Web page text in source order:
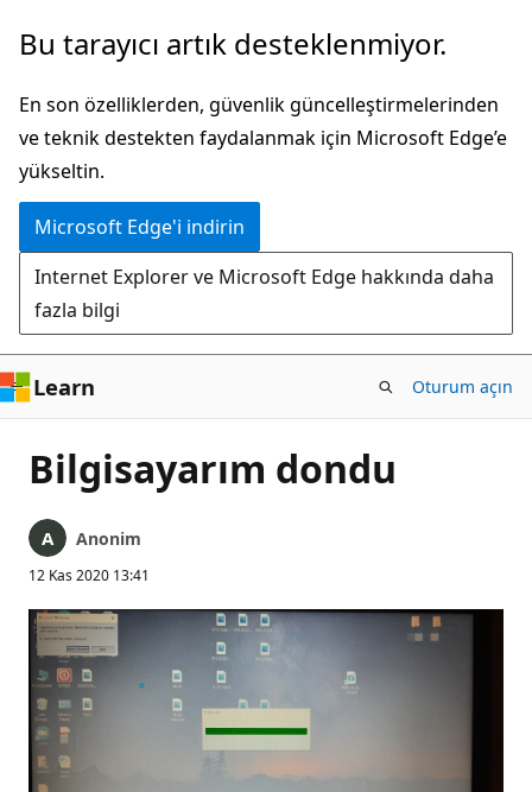
Ana
atla
Bu tarayıcı artık desteklenmiyor.
En son özelliklerden, güvenlik güncelleştirmelerinden
ve teknik destekten faydalanmak için Microsoft Edge’e
yükseltin.
Microsoft Edge'i indirin
Internet Explorer ve Microsoft Edge hakkında daha
fazla bilgi
Learn Oturum açın
Bilgisayarım dondu
Anonim
12 Kas 2020 13:41